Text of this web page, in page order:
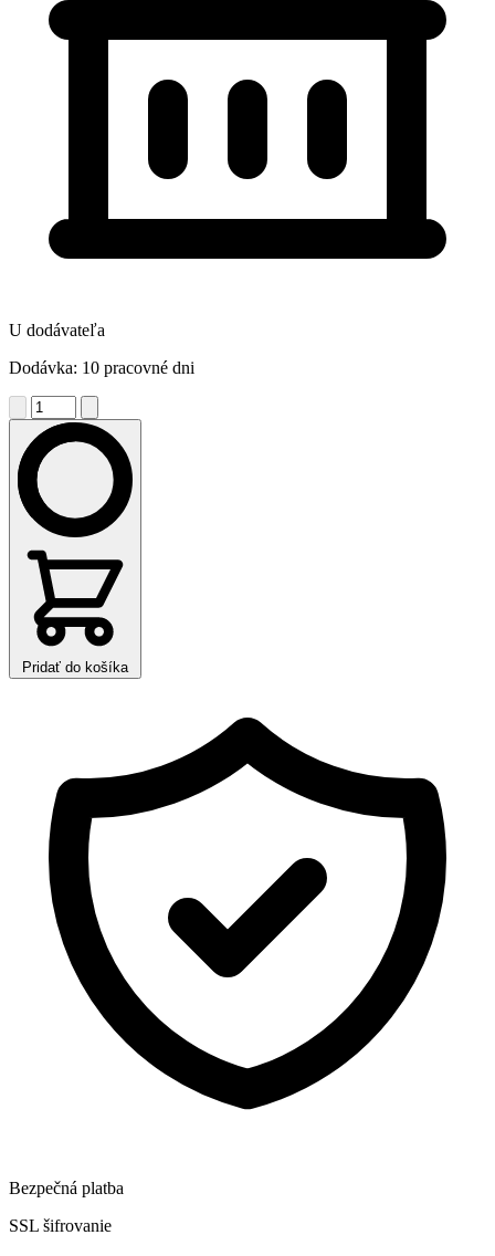
U dodávateľa
Dodávka: 10 pracovné dni
Pridať do košíka
Bezpečná platba
SSL šifrovanie